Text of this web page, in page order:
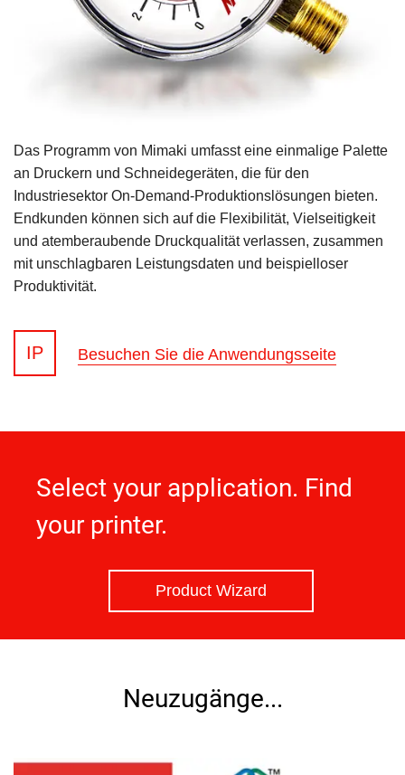
Das Programm von Mimaki umfasst eine einmalige Palette
an Druckern und Schneidegeräten, die für den
Industriesektor On-Demand-Produktionslösungen bieten.
Endkunden können sich auf die Flexibilität, Vielseitigkeit
und atemberaubende Druckqualität verlassen, zusammen
mit unschlagbaren Leistungsdaten und beispielloser
Produktivität.
IP Besuchen Sie die Anwendungsseite
Select your application. Find
your printer.
Product Wizard
Neuzugänge...